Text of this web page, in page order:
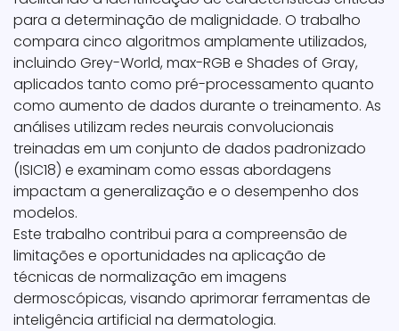
para a determinação de malignidade. O trabalho
compara cinco algoritmos amplamente utilizados,
incluindo Grey-World, max-RGB e Shades of Gray,
aplicados tanto como pré-processamento quanto
como aumento de dados durante o treinamento. As
análises utilizam redes neurais convolucionais
treinadas em um conjunto de dados padronizado
(ISIC18) e examinam como essas abordagens
impactam a generalização e o desempenho dos
modelos.
Este trabalho contribui para a compreensão de
limitações e oportunidades na aplicação de
técnicas de normalização em imagens
dermoscópicas, visando aprimorar ferramentas de
inteligência artificial na dermatologia.